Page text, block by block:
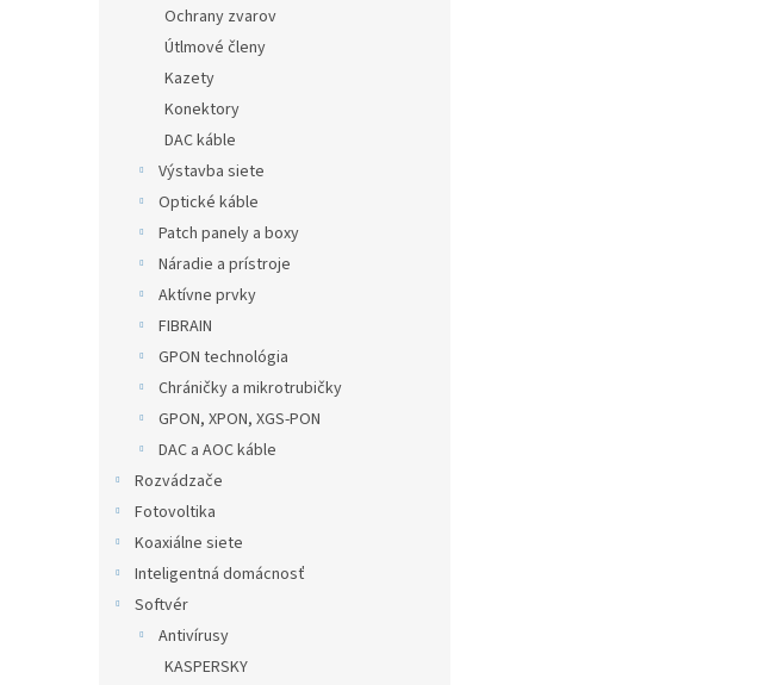
Ochrany zvarov
Útlmové členy
Kazety
Konektory
DAC káble
Výstavba siete
Optické káble
Patch panely a boxy
Náradie a prístroje
Aktívne prvky
FIBRAIN
GPON technológia
Chráničky a mikrotrubičky
GPON, XPON, XGS-PON
DAC a AOC káble
Rozvádzače
Fotovoltika
Koaxiálne siete
Inteligentná domácnosť
Softvér
Antivírusy
KASPERSKY